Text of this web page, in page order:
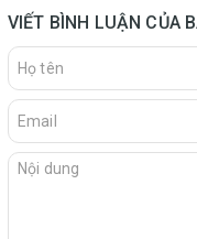
VIẾT BÌNH LUẬN CỦA